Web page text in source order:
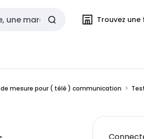
Trouvez une
mesure pour ( télé ) communication